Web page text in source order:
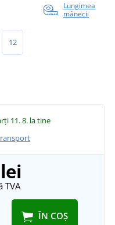
Lungimea
mânecii
12
11. 8. la tine
TVA
ÎN COȘ